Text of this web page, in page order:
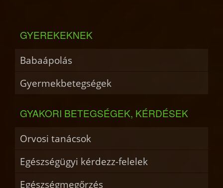
GYEREKEKNEK
Babaápolás
Gyermekbetegségek
GYAKORI BETEGSÉGEK, KÉRDÉSEK
Orvosi tanácsok
Egészségügyi kérdezz-felelek
Egészségmegőrzés